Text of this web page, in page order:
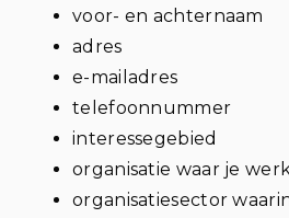
voor- en achternaam
adres
e-mailadres
telefoonnummer
interessegebied
organisatie waar je
organisatiesector